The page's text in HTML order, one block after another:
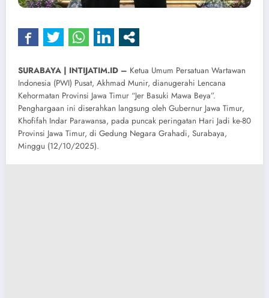
SURABAYA | INTIJATIM.ID – Ketua Umum Persatuan Wartawan
Indonesia (PWI) Pusat, Akhmad Munir, dianugerahi Lencana
Kehormatan Provinsi Jawa Timur “Jer Basuki Mawa Beya”.
Penghargaan ini diserahkan langsung oleh Gubernur Jawa Timur,
Khofifah Indar Parawansa, pada puncak peringatan Hari Jadi ke-80
Provinsi Jawa Timur, di Gedung Negara Grahadi, Surabaya,
Minggu (12/10/2025).